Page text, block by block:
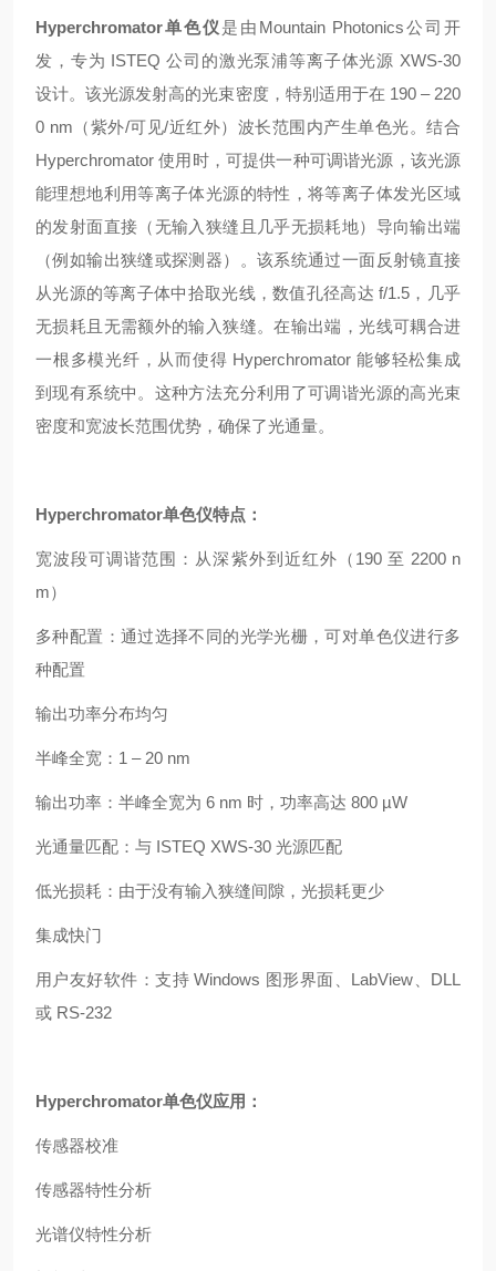
Hyperchromator单色仪 是由Mountain Photonics公司开
发，专为 ISTEQ 公司的激光泵浦等离子体光源 XWS-30
设计。该光源发射高的光束密度，特别适用于在 190 – 220
0 nm（紫外/可见/近红外）波长范围内产生单色光。结合
Hyperchromator 使用时，可提供一种可调谐光源，该光源
能理想地利用等离子体光源的特性，将等离子体发光区域
的发射面直接 （无输入狭缝且几乎无损耗地）导向输出端
（例如输出狭缝或探测器）。该系统通过一面反射镜直接
从光源的等离子体中拾取光线，数值孔径高达 f/1.5，几乎
无损耗且无需额外的输入狭缝。在输出端，光线可耦合进
一根多模光纤，从而使得 Hyperchromator 能够轻松集成
到现有系统中。这种方法充分利用了可调谐光源的高光束
密度和宽波长范围优势，确保了光通量。
Hyperchromator单色仪特点：
宽波段可调谐范围：从深紫外到近红外（190 至 2200 n
m）
多种配置：通过选择不同的光学光栅，可对单色仪进行多
种配置
输出功率分布均匀
半峰全宽：1 – 20 nm
输出功率：半峰全宽为 6 nm 时，功率高达 800 µW
光通量匹配：与 ISTEQ XWS-30 光源匹配
低光损耗：由于没有输入狭缝间隙，光损耗更少
集成快门
用户友好软件：支持 Windows 图形界面、LabView、DLL
或 RS-232
Hyperchromator单色仪应用：
传感器校准
传感器特性分析
光谱仪特性分析